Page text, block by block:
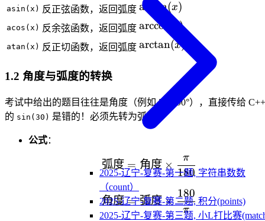
2025-辽宁-复赛-第一题, 字符串数数
（count）
2025-辽宁-复赛-第二题, 积分(points)
2025-辽宁-复赛-第三题, 小L打比赛
asin(x) 反正弦函数，返回弧度 \arcsin(x)
arcsin(x)
acos(x) 反余弦函数，返回弧度 \arccos(x)
arccos )
atan(x) 反正切函数，返回弧度 \arctan(x)
arctan(x)
1.2 角度与弧度的转换
考试中给出的题目往往是角度（例如 30°, 90°），直接传给 C++
的 sin(30) 是错的！必须先转为弧度。
公式：
\text{弧度} = \text{
弧度 = 角度 ×
180
π
\text{角度} = \text{
角度 = 弧度×
π
180